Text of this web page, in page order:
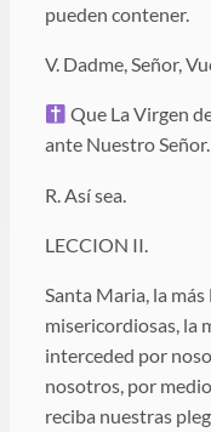
pueden contener.
V. Dadme, Señor,
Que La Virgen
ante Nuestro Señor.
R. Así sea.
LECCION II.
Santa Maria, la
misericordiosas, la
interceded por
nosotros, por
reciba nuestras